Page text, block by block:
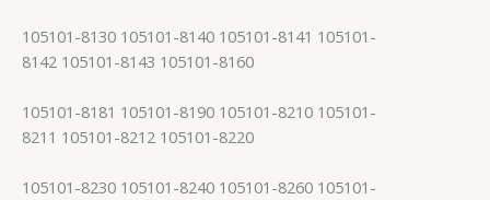
105101-8130 105101-8140 105101-8141 105101-
8142 105101-8143 105101-8160
105101-8181 105101-8190 105101-8210 105101-
8211 105101-8212 105101-8220
105101-8230 105101-8240 105101-8260 105101-